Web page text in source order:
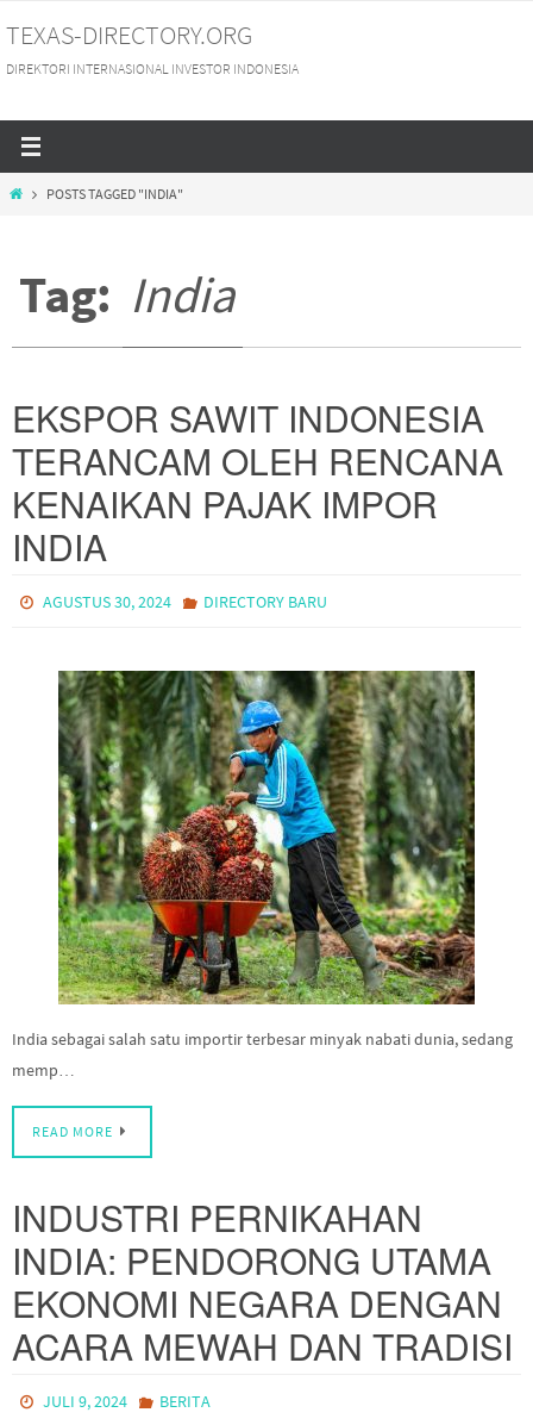
to
content
TEXAS-DIRECTORY.ORG
DIREKTORI INTERNASIONAL INVESTOR INDONESIA
HOMEPOSTS TAGGED "INDIA"
Tag: India
EKSPOR SAWIT INDONESIA
TERANCAM OLEH RENCANA
KENAIKAN PAJAK IMPOR
INDIA
AGUSTUS 30, 2024 DIRECTORY BARU
India sebagai salah satu importir terbesar minyak nabati dunia, sedang
memp…
READ MORE
INDUSTRI PERNIKAHAN
INDIA: PENDORONG UTAMA
EKONOMI NEGARA DENGAN
ACARA MEWAH DAN TRADISI
JULI 9, 2024 BERITA